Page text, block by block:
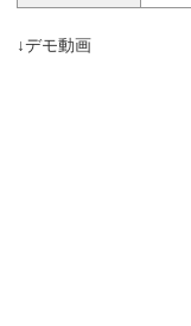
↓デモ動画